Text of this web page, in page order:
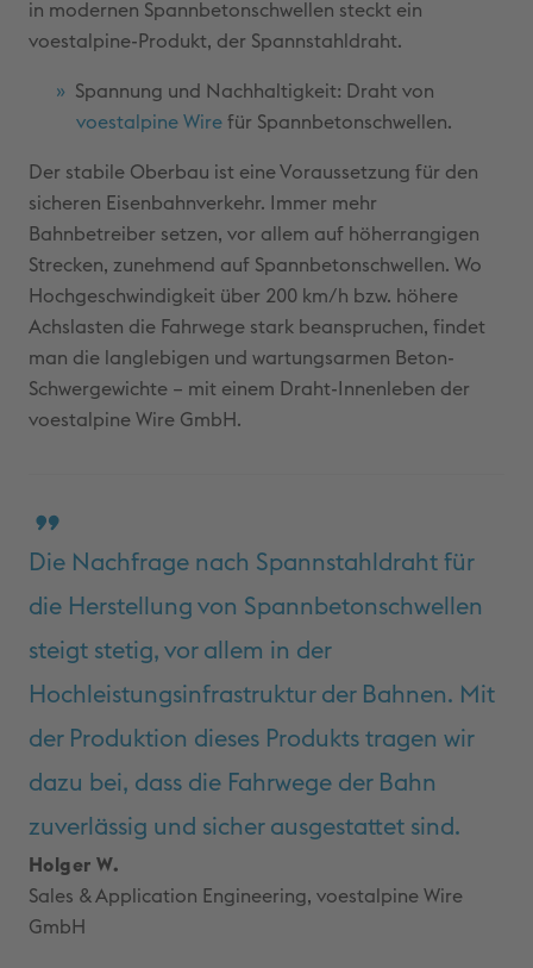
in modernen Spannbetonschwellen steckt ein
voestalpine-Produkt, der Spannstahldraht.
Spannung und Nachhaltigkeit: Draht von
voestalpine Wire für Spannbetonschwellen.
Der stabile Oberbau ist eine Voraussetzung für den
sicheren Eisenbahnverkehr. Immer mehr
Bahnbetreiber setzen, vor allem auf höherrangigen
Strecken, zunehmend auf Spannbetonschwellen. Wo
Hochgeschwindigkeit über 200 km/h bzw. höhere
Achslasten die Fahrwege stark beanspruchen, findet
man die langlebigen und wartungsarmen Beton-
Schwergewichte – mit einem Draht-Innenleben der
voestalpine Wire GmbH.
Die Nachfrage nach Spannstahldraht für
die Herstellung von Spannbetonschwellen
steigt stetig, vor allem in der
Hochleistungsinfrastruktur der Bahnen. Mit
der Produktion dieses Produkts tragen wir
dazu bei, dass die Fahrwege der Bahn
zuverlässig und sicher ausgestattet sind.
Holger W.
Sales & Application Engineering, voestalpine Wire
GmbH